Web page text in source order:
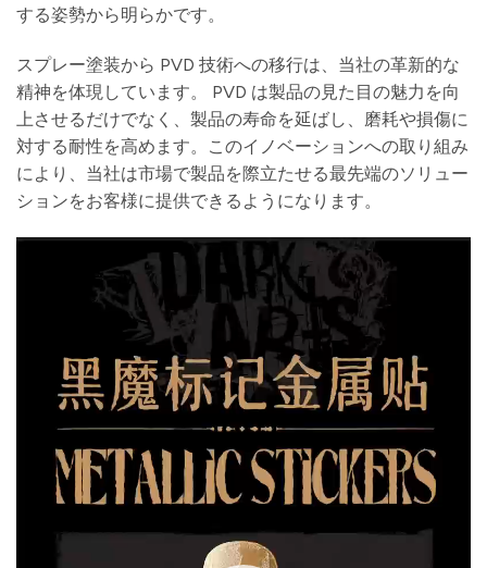
する姿勢から明らかです。
スプレー塗装から PVD ​​技術への移行は、当社の革新的な
精神を体現しています。 PVD は製品の見た目の魅力を向
上させるだけでなく、製品の寿命を延ばし、磨耗や損傷に
対する耐性を高めます。このイノベーションへの取り組み
により、当社は市場で製品を際立たせる最先端のソリュー
ションをお客様に提供できるようになります。